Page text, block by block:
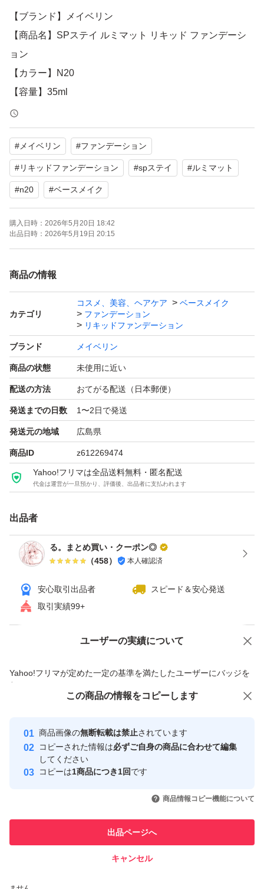
【ブランド】メイベリン
【商品名】SPステイ ルミマット リキッド ファンデーシ
ョン
【カラー】N20
【容量】35ml
【商品の状態】1プッシュ使用しました。
#メイベリン #ファンデーション
#リキッドファンデーション #spステイ #ルミマット
#n20 #ベースメイク
購入日時： 2026年5月20日 18:42
出品日時： 2026年5月19日 20:15
商品の情報
カテゴリ
コスメ、美容、ヘアケア
ベースメイク
ファンデーション
リキッドファンデーション
ブランド メイベリン
商品の状態 未使用に近い
配送の方法 おてがる配送（日本郵便）
発送までの日数 1〜2日で発送
発送元の地域 広島県
商品ID z612269474
Yahoo!フリマは全品送料無料・匿名配送
代金は運営が一旦預かり、評価後、出品者に支払われます
出品者
る。まとめ買い・クーポン◎
（458） 本人確認済
安心取引出品者
スピード＆安心発送
取引実績99+
ユーザーの実績について
Yahoo!フリマが定めた一定の基準を満たしたユーザーにバッジを
付与しています
安心取引出品者
心・安全なユーザーです
取引実績
引を完了させた実績があります
での取引実績があります
価格の相談 商品への質問
この商品の情報をコピーします
商品画像の無断転載は禁止されています
コピーされた情報は必ずご自身の商品に合わせて編集
してください
コピーは1商品につき1回です
商品情報コピー機能について
出品ページへ
キャンセル
この商品をみている人にオススメ